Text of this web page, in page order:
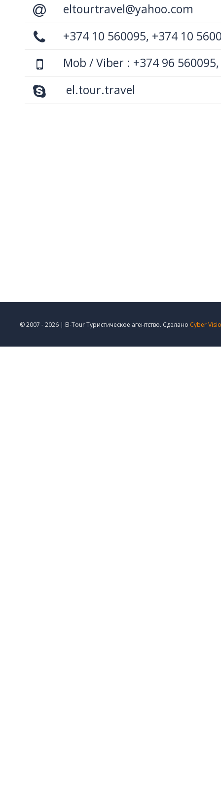
eltourtravel@yahoo.com
+374 10 560095, +374 10
Mob / Viber : +374 96
el.tour.travel
© 2007 - 2026 | El-Tour Туристическое агентство. Сделано Cyber